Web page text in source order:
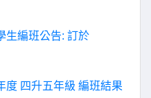
生編班公告: 訂於
度 四升五年級 編班結果